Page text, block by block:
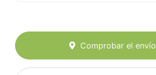
Comprobar el envío